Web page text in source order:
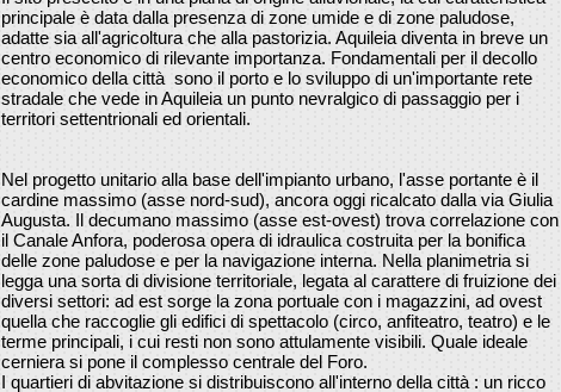
principale è data dalla presenza di zone umide e di zone paludose,
adatte sia all'agricoltura che alla pastorizia. Aquileia diventa in breve un
centro economico di rilevante importanza. Fondamentali per il decollo
economico della città sono il porto e lo sviluppo di un'importante rete
stradale che vede in Aquileia un punto nevralgico di passaggio per i
territori settentrionali ed orientali.
Nel progetto unitario alla base dell'impianto urbano, l'asse portante è il
cardine massimo (asse nord-sud), ancora oggi ricalcato dalla via Giulia
Augusta. Il decumano massimo (asse est-ovest) trova correlazione con
il Canale Anfora, poderosa opera di idraulica costruita per la bonifica
delle zone paludose e per la navigazione interna. Nella planimetria si
legga una sorta di divisione territoriale, legata al carattere di fruizione dei
diversi settori: ad est sorge la zona portuale con i magazzini, ad ovest
quella che raccoglie gli edifici di spettacolo (circo, anfiteatro, teatro) e le
terme principali, i cui resti non sono attulamente visibili. Quale ideale
cerniera si pone il complesso centrale del Foro.
I quartieri di abvitazione si distribuiscono all'interno della città : un ricco